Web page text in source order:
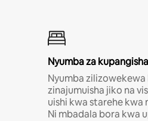
Nyumba za
Nyumba
zinajumuisha jiko na
uishi kwa starehe kwa
Ni mbadala bora kwa